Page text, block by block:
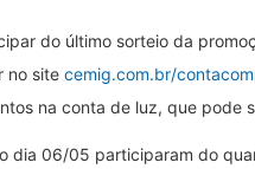
do último sorteio da
no site cemig.com.br/
na conta de luz, que pode
dia 06/05 participaram do